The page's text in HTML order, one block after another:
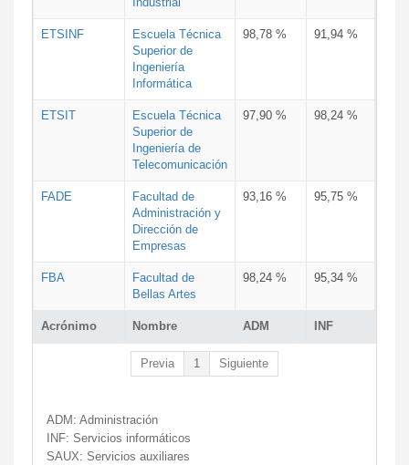
Acrónimo Nombre ADM INF
ETSINF
Escuela Técnica
Superior de
Ingeniería
Informática
98,78 % 91,94 %
ETSIT
Escuela Técnica
Superior de
Ingeniería de
Telecomunicación
97,90 % 98,24 %
FADE
Facultad de
Administración y
Dirección de
Empresas
93,16 % 95,75 %
FBA
Facultad de
Bellas Artes
98,24 % 95,34 %
Previa 1 Siguiente
ADM: Administración
INF: Servicios informáticos
SAUX: Servicios auxiliares